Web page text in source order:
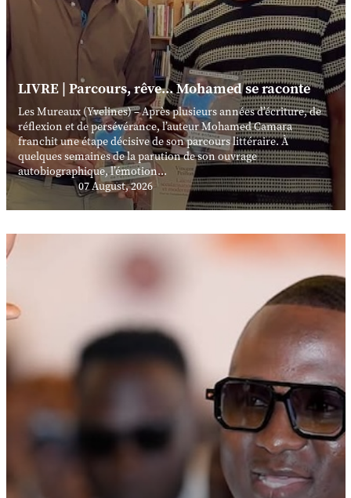
LIVRE | Parcours, rêve... Mohamed se raconte
Les Mureaux (Yvelines) – Après plusieurs années d’écriture, de
réflexion et de persévérance, l’auteur Mohamed Camara
franchit une étape décisive de son parcours littéraire. À
quelques semaines de la parution de son ouvrage
autobiographique, l’émotion...
07 August, 2026